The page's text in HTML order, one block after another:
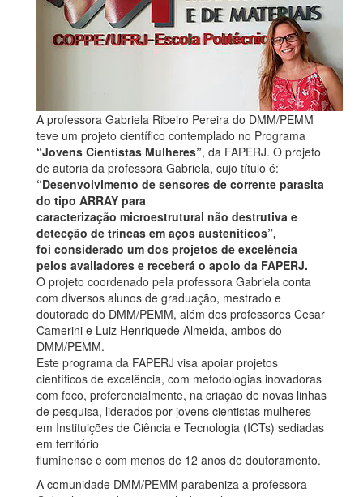
A professora Gabriela Ribeiro Pereira do DMM/PEMM
teve um projeto científico contemplado no Programa
“Jovens Cientistas Mulheres”, da FAPERJ. O projeto
de autoria da professora Gabriela, cujo título é:
“Desenvolvimento de sensores de corrente parasita
do tipo ARRAY para
caracterização microestrutural não destrutiva e
detecção de trincas em aços austeniticos”,
foi considerado um dos projetos de excelência
pelos avaliadores e receberá o apoio da FAPERJ.
O projeto coordenado pela professora Gabriela conta
com diversos alunos de graduação, mestrado e
doutorado do DMM/PEMM, além dos professores Cesar
Camerini e Luiz Henriquede Almeida, ambos do
DMM/PEMM.
Este programa da FAPERJ visa apoiar projetos
científicos de excelência, com metodologias inovadoras
com foco, preferencialmente, na criação de novas linhas
de pesquisa, liderados por jovens cientistas mulheres
em Instituições de Ciência e Tecnologia (ICTs) sediadas
em território
fluminense e com menos de 12 anos de doutoramento.
A comunidade DMM/PEMM parabeniza a professora